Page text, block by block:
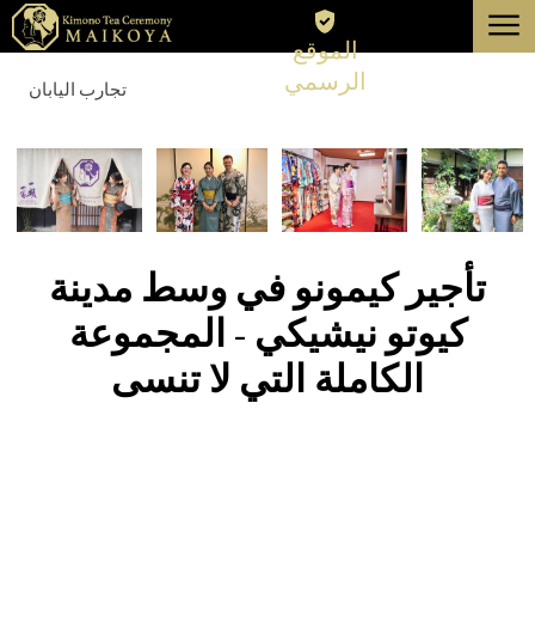
طوكيو
عن
إلغاء
الموقع
الرسمي
menu
تجارب اليابان
تأجير كيمونو في وسط مدينة
كيوتو نيشيكي - المجموعة
الكاملة التي لا تنسى